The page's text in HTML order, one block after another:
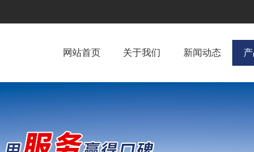
网站首页 关于我们 新闻动态